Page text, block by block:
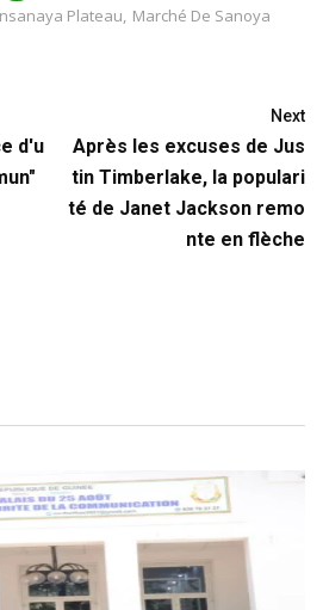
Plateau, Marché De Sanoya
d'u
Next
Après les excuses de Jus
tin Timberlake, la populari
té de Janet Jackson remo
nte en flèche